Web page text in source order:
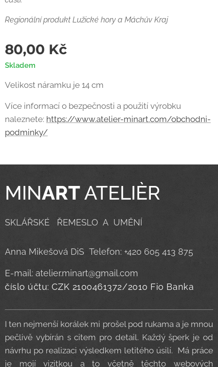
Regionální produkt Lužické hory a Máchův Kraj
80,00 Kč
Skladem
Velikost náramku je 14 cm
Více informací o bezpečnosti a použití výrobku
naleznete: https://www.atelier-minart.com/obchodni-
podminky/
MINARTATELIÈR
SKLÁŘSKÉ ŘEMESLO A UMĚNÍ
Anna Mikešová DiS Telefon: +420 605 413 875
E-mail: atelier.minart@gmail.com
číslo účtu: CZK 2100461372/2010 Fio Banka
I ten nejmenší korálek mi prošel pod rukama a je mnou
pečlivě vybírán s citem pro detail. Každý šperk je od
návrhu po realizaci výsledkem letitého úsilí. Má práce
je mojí vizitkou a to včetně těchto webových